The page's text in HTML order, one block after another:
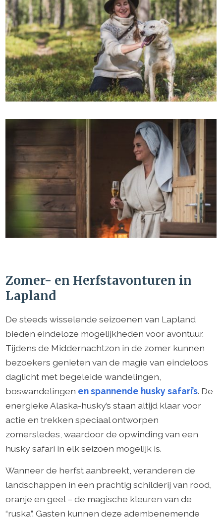
Zomer- en Herfstavonturen in
Lapland
De steeds wisselende seizoenen van Lapland
bieden eindeloze mogelijkheden voor avontuur.
Tijdens de Middernachtzon in de zomer kunnen
bezoekers genieten van de magie van eindeloos
daglicht met begeleide wandelingen,
boswandelingen en spannende husky safari’s. De
energieke Alaska-husky’s staan altijd klaar voor
actie en trekken speciaal ontworpen
zomersledes, waardoor de opwinding van een
husky safari in elk seizoen mogelijk is.
Wanneer de herfst aanbreekt, veranderen de
landschappen in een prachtig schilderij van rood,
oranje en geel – de magische kleuren van de
“ruska”. Gasten kunnen deze adembenemende